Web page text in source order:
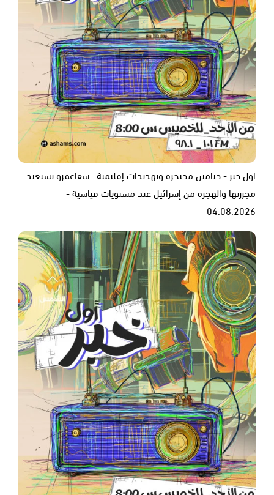
اول خبر - جثامين محتجزة وتهديدات إقليمية.. شفاعمرو تستعيد
مجزرتها والهجرة من إسرائيل عند مستويات قياسية -
04.08.2026